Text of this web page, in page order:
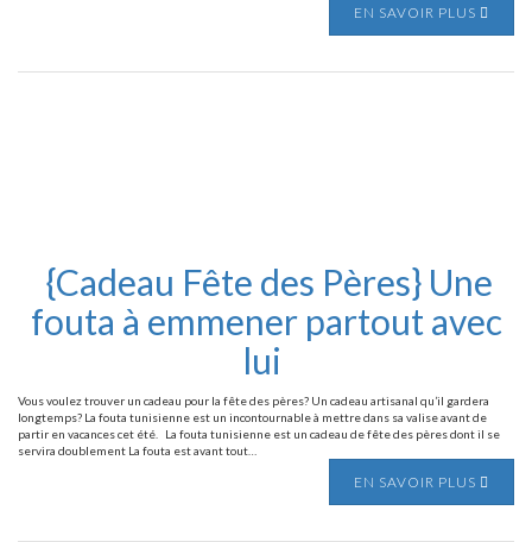
EN SAVOIR PLUS
{Cadeau Fête des Pères} Une
fouta à emmener partout avec
lui
Vous voulez trouver un cadeau pour la fête des pères? Un cadeau artisanal qu’il gardera
longtemps? La fouta tunisienne est un incontournable à mettre dans sa valise avant de
partir en vacances cet été. La fouta tunisienne est un cadeau de fête des pères dont il se
servira doublement La fouta est avant tout…
EN SAVOIR PLUS